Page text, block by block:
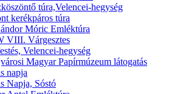
túra,Velencei-hegység
kerékpáros túra
Móric Emléktúra
VIII. Várgesztes
Velencei-hegység
Magyar Papírmúzeum látogatás
napja
Napja, Sóstó